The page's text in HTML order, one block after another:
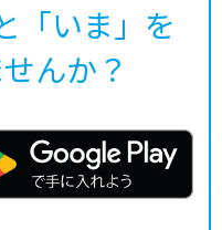
「いま」を
んか？